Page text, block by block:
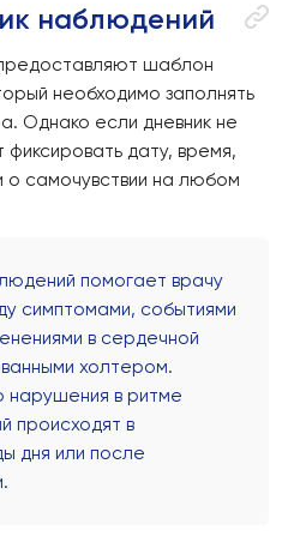
наблюдений
шаблон
необходимо заполнять
Однако если дневник не
дату, время,
о самочувствии на любом
помогает врачу
симптомами, событиями
в сердечной
холтером.
нарушения в ритме
происходят в
дня или после